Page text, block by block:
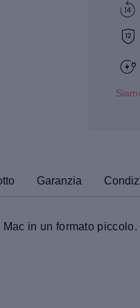
Garanzia
in un formato